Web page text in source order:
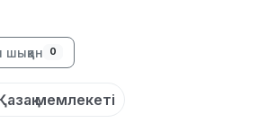
0
мемлекеті